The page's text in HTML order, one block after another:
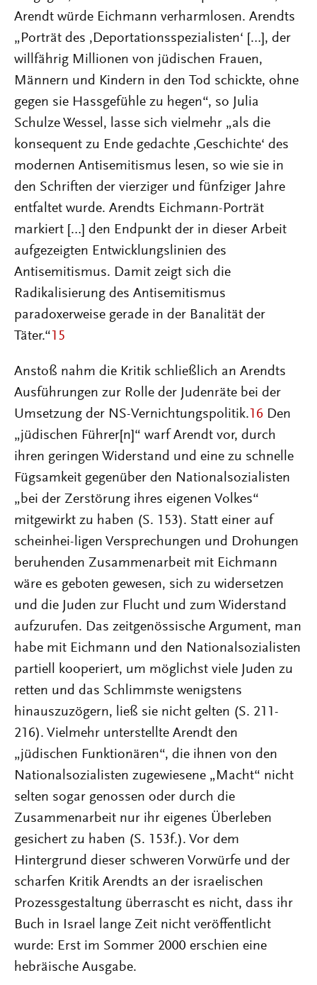
Arendt würde Eichmann verharmlosen. Arendts
„Porträt des ‚Deportationsspezialisten‘ […], der
willfährig Millionen von jüdischen Frauen,
Männern und Kindern in den Tod schickte, ohne
gegen sie Hassgefühle zu hegen“, so Julia
Schulze Wessel, lasse sich vielmehr „als die
konsequent zu Ende gedachte ‚Geschichte‘ des
modernen Antisemitismus lesen, so wie sie in
den Schriften der vierziger und fünfziger Jahre
entfaltet wurde. Arendts Eichmann-Porträt
markiert […] den Endpunkt der in dieser Arbeit
aufgezeigten Entwicklungslinien des
Antisemitismus. Damit zeigt sich die
Radikalisierung des Antisemitismus
paradoxerweise gerade in der Banalität der
Täter.“ 15
Anstoß nahm die Kritik schließlich an Arendts
Ausführungen zur Rolle der Judenräte bei der
Umsetzung der NS-Vernichtungspolitik. 16 Den
„jüdischen Führer[n]“ warf Arendt vor, durch
ihren geringen Widerstand und eine zu schnelle
Fügsamkeit gegenüber den Nationalsozialisten
„bei der Zerstörung ihres eigenen Volkes“
mitgewirkt zu haben (S. 153). Statt einer auf
scheinhei-ligen Versprechungen und Drohungen
beruhenden Zusammenarbeit mit Eichmann
wäre es geboten gewesen, sich zu widersetzen
und die Juden zur Flucht und zum Widerstand
aufzurufen. Das zeitgenössische Argument, man
habe mit Eichmann und den Nationalsozialisten
partiell kooperiert, um möglichst viele Juden zu
retten und das Schlimmste wenigstens
hinauszuzögern, ließ sie nicht gelten (S. 211-
216). Vielmehr unterstellte Arendt den
„jüdischen Funktionären“, die ihnen von den
Nationalsozialisten zugewiesene „Macht“ nicht
selten sogar genossen oder durch die
Zusammenarbeit nur ihr eigenes Überleben
gesichert zu haben (S. 153f.). Vor dem
Hintergrund dieser schweren Vorwürfe und der
scharfen Kritik Arendts an der israelischen
Prozessgestaltung überrascht es nicht, dass ihr
Buch in Israel lange Zeit nicht veröffentlicht
wurde: Erst im Sommer 2000 erschien eine
hebräische Ausgabe.